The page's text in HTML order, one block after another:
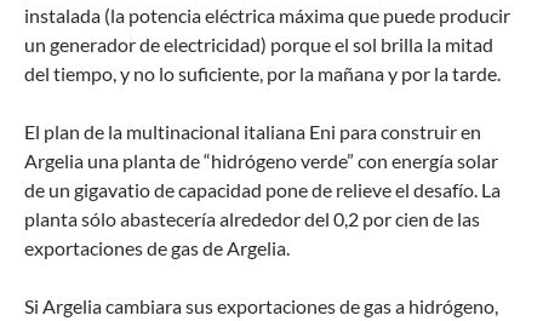
instalada (la potencia eléctrica máxima que puede producir
un generador de electricidad) porque el sol brilla la mitad
del tiempo, y no lo suficiente, por la mañana y por la tarde.
El plan de la multinacional italiana Eni para construir en
Argelia una planta de “hidrógeno verde” con energía solar
de un gigavatio de capacidad pone de relieve el desafío. La
planta sólo abastecería alrededor del 0,2 por cien de las
exportaciones de gas de Argelia.
Si Argelia cambiara sus exportaciones de gas a hidrógeno,